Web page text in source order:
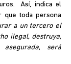
Así, indica el
que toda persona
a un tercero el
ilegal, destruya,
será